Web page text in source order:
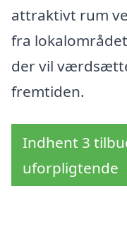
attraktivt rum
fra
der vil
fremtiden.
Indhent 3
uforpligtende